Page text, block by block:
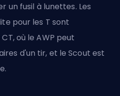
un fusil à lunettes. Les
pour les T sont
où le AWP peut
d'un tir, et le Scout est